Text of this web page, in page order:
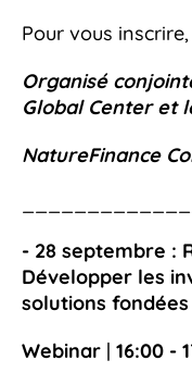
Pour vous inscrire,
Organisé
Global Center et
NatureFinance
- 28 septembre :
Développer les
solutions
Webinar | 16:00 -